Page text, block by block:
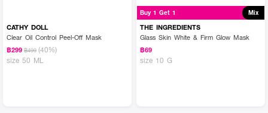
CATHY DOLL
Clear Oil Control Peel-Off Mask
฿299 ฿499 (40%)
size 50 ML
Buy 1 Get 1 Mix
THE INGREDIENTS
Glass Skin White & Firm Glow Mask
฿69
size 10 G